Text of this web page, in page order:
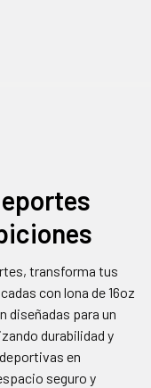
transforma tus
con lona de 16oz
diseñadas para un
durabilidad y
en
seguro y